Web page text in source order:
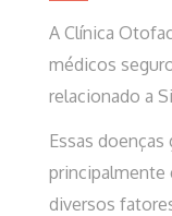
A Clínica
médicos
relacionado a
Essas
principalmente
diversos